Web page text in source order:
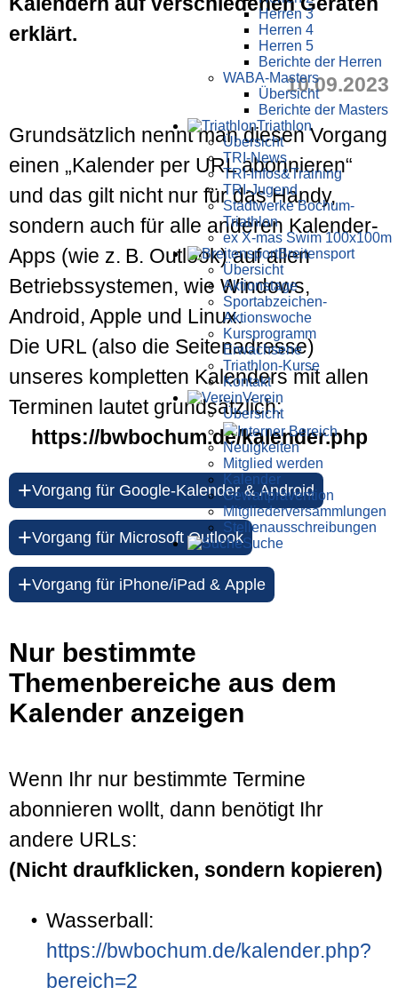
Herren 3
Herren 4
Herren 5
Berichte der Herren
WABA-Masters
Übersicht
Berichte der Masters
Triathlon
Übersicht
TRI-News
TRI-Infos&Training
TRI-Jugend
Stadtwerke Bochum-
Triathlon
ex X-mas Swim 100x100m
Breiten­sport
Übersicht
Aktionstage
Sportabzeichen-
Aktionswoche
Kursprogramm
Erwachsene
Triathlon-Kurse
Kontakt
Verein
Übersicht
Interner Bereich
Neuigkeiten
Mitglied werden
Kalender
Gewaltprävention
Mitglieder­versammlungen
Stellen­aus­schrei­bungen
Suche
erklärt.
10.09.2023
Grundsätzlich nennt man diesen Vorgang
einen „Kalender per URL abonnieren“
und das gilt nicht nur für das Handy,
sondern auch für alle anderen Kalender-
Apps (wie z. B. Outlook) auf allen
Betriebssystemen, wie Windows,
Android, Apple und Linux.
Die URL (also die Seitenadresse)
unseres kompletten Kalenders mit allen
Terminen lautet grundsätzlich:
https://bwbochum.de/kalender.php
+Vorgang für Google-Kalender & Android
+Vorgang für Microsoft Outlook
+Vorgang für iPhone/iPad & Apple
Nur bestimmte
Themenbereiche aus dem
Kalender anzeigen
Wenn Ihr nur bestimmte Termine
abonnieren wollt, dann benötigt Ihr
andere URLs:
(Nicht draufklicken, sondern kopieren)
Wasserball:
https://bwbochum.de/kalender.php?
bereich=2